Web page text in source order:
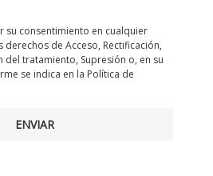
su consentimiento en cualquier
de Acceso, Rectificación,
tratamiento, Supresión o, en su
se indica en la Política de
ENVIAR